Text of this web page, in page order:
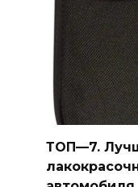
ТОП—7.